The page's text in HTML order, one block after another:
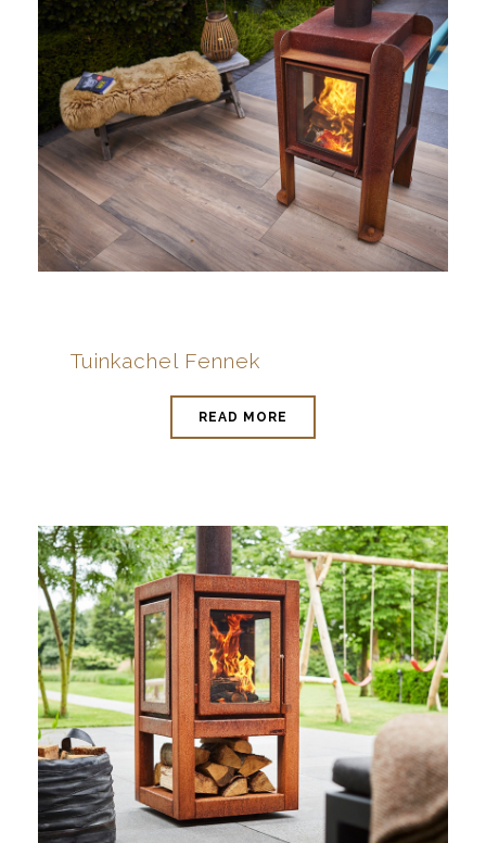
Tuinkachel Fennek
READ MORE